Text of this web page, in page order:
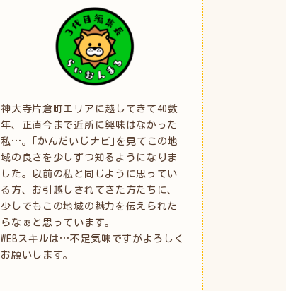
神大寺片倉町エリアに越してきて40数
年、正直今まで近所に興味はなかった
私…。｢かんだいじナビ｣を見てこの地
域の良さを少しずつ知るようになりま
した。以前の私と同じように思ってい
る方、お引越しされてきた方たちに、
少しでもこの地域の魅力を伝えられた
らなぁと思っています。
WEBスキルは…不足気味ですがよろしく
お願いします。